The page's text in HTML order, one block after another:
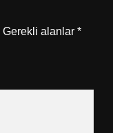
Gerekli alanlar *